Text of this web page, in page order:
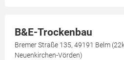
B&E-Trockenbau
Bremer Straße 135, 49191 Belm
Neuenkirchen-Vörden)